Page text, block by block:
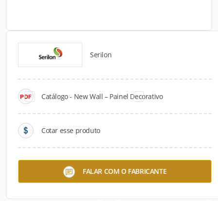
Serilon
Catálogo - New Wall – Painel Decorativo
Cotar esse produto
FALAR COM O FABRICANTE
Catálogos para Download
Chapa de Alumínio
Impressão - ARLON DPF
8000